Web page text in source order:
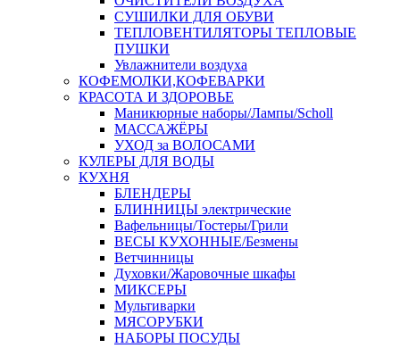
СУШИЛКИ ДЛЯ ОБУВИ
ТЕПЛОВЕНТИЛЯТОРЫ ТЕПЛОВЫЕ
ПУШКИ
Увлажнители воздуха
КОФЕМОЛКИ,КОФЕВАРКИ
КРАСОТА И ЗДОРОВЬЕ
Маникюрные наборы/Лампы/Scholl
МАССАЖЁРЫ
УХОД за ВОЛОСАМИ
КУЛЕРЫ ДЛЯ ВОДЫ
КУХНЯ
БЛЕНДЕРЫ
БЛИННИЦЫ электрические
Вафельницы/Тостеры/Грили
ВЕСЫ КУХОННЫЕ/Безмены
Ветчинницы
Духовки/Жаровочные шкафы
МИКСЕРЫ
Мультиварки
МЯСОРУБКИ
НАБОРЫ ПОСУДЫ